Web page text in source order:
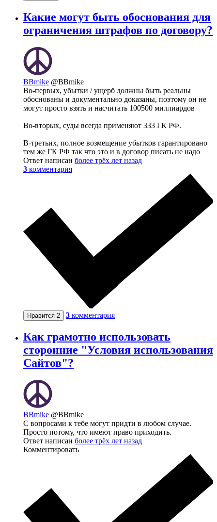
Какие могут быть обоснования для
ограничения штрафов по договору?
BBmike @BBmike
Во-первых, убытки / ущерб должны быть реальны
обоснованы и документально доказаны, поэтому он не
могут просто взять и насчитать 100500 миллиардов
Во-вторых, суды всегда применяют 333 ГК РФ.
В-третьих, полное возмещение убытков гарантировано
тем же ГК РФ так что это и в договор писать не надо
Ответ написан более трёх лет назад
3 комментария
Нравится 2 3 комментария
Как грамотно использовать
сторонние "Условия использования
Сайтов"?
BBmike @BBmike
С вопросами к тебе могут придти в любом случае.
Просто потому, что имеют право приходить.
Ответ написан более трёх лет назад
Комментировать